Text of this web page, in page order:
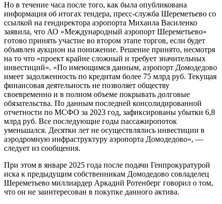
Но в течение часа после того, как была опубликована
информация об итогах тендера, пресс-служба Шереметьево со
ссылкой на гендиректора аэропорта Михаила Василенко
заявила, что АО «Международный аэропорт Шереметьево»
готово принять участие во втором этапе торгов, если будет
объявлен аукцион на понижение. Решение принято, несмотря
на то что «проект крайне сложный и требует значительных
инвестиций». «По имеющимся данным, аэропорт Домодедово
имеет задолженность по кредитам более 75 млрд руб. Текущая
финансовая деятельность не позволяет обществу
своевременно и в полном объеме покрывать долговые
обязательства. По данным последней консолидированной
отчетности по МСФО за 2023 год, зафиксированы убытки 6,8
млрд руб. Все последующие годы пассажиропоток
уменьшался. Десятки лет не осуществлялись инвестиции в
аэродромную инфраструктуру аэропорта Домодедово», —
следует из сообщения.
При этом в январе 2025 года после подачи Генпрокуратурой
иска к предыдущим собственникам Домодедово совладелец
Шереметьево миллиардер Аркадий Ротенберг говорил о том,
что он не заинтересован в покупке данного актива.